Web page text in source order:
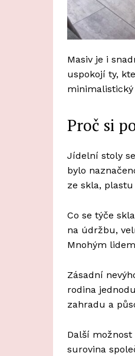
Masiv je i
uspokojí ty,
minimalistický
Proč si
Jídelní stoly
bylo
ze skla,
Co se týče
na údržbu,
Mnohým
Zásadní
rodina
zahradu a
Další možnost
surovina